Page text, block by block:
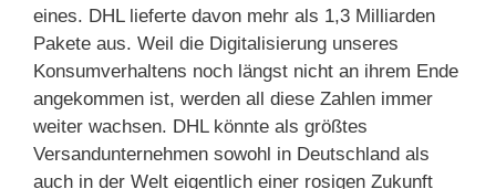
eines. DHL lieferte davon mehr als 1,3 Milliarden
Pakete aus. Weil die Digitalisierung unseres
Konsumverhaltens noch längst nicht an ihrem Ende
angekommen ist, werden all diese Zahlen immer
weiter wachsen. DHL könnte als größtes
Versandunternehmen sowohl in Deutschland als
auch in der Welt eigentlich einer rosigen Zukunft